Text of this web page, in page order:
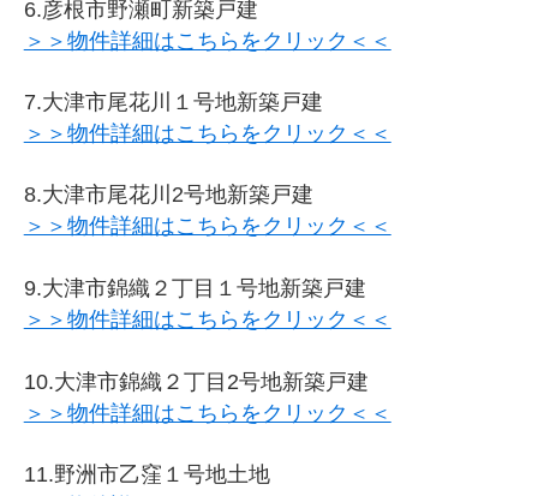
6.彦根市野瀬町新築戸建
＞＞物件詳細はこちらをクリック＜＜
7.大津市尾花川１号地新築戸建
＞＞物件詳細はこちらをクリック＜＜
8.大津市尾花川2号地新築戸建
＞＞物件詳細はこちらをクリック＜＜
9.大津市錦織２丁目１号地新築戸建
＞＞物件詳細はこちらをクリック＜＜
10.大津市錦織２丁目2号地新築戸建
＞＞物件詳細はこちらをクリック＜＜
11.野洲市乙窪１号地土地